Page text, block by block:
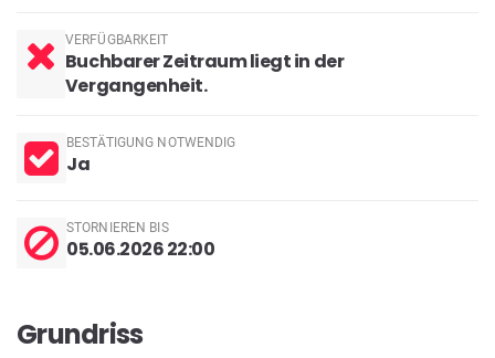
VERFÜGBARKEIT
Buchbarer Zeitraum liegt in der
Vergangenheit.
BESTÄTIGUNG NOTWENDIG
Ja
STORNIEREN BIS
05.06.2026 22:00
Grundriss